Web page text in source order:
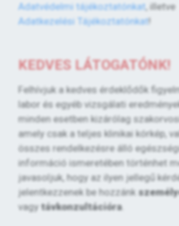
Adatvédelmi tájékoztatónkat, illetve
Adatkezelési Tájékoztatónkat!
KEDVES LÁTOGATÓNK!
Felhívjuk a kedves érdeklődők
labor és egyéb vizsgálati
minden esetben kizárólag
amely csak a teljes klinikai kórkép,
összes rendelkezésre álló
információ ismeretében történhet
javasoljuk, hogy az ilyen jellegű
jelentkezzenek be hozzánk
vagy távkonzultációra.